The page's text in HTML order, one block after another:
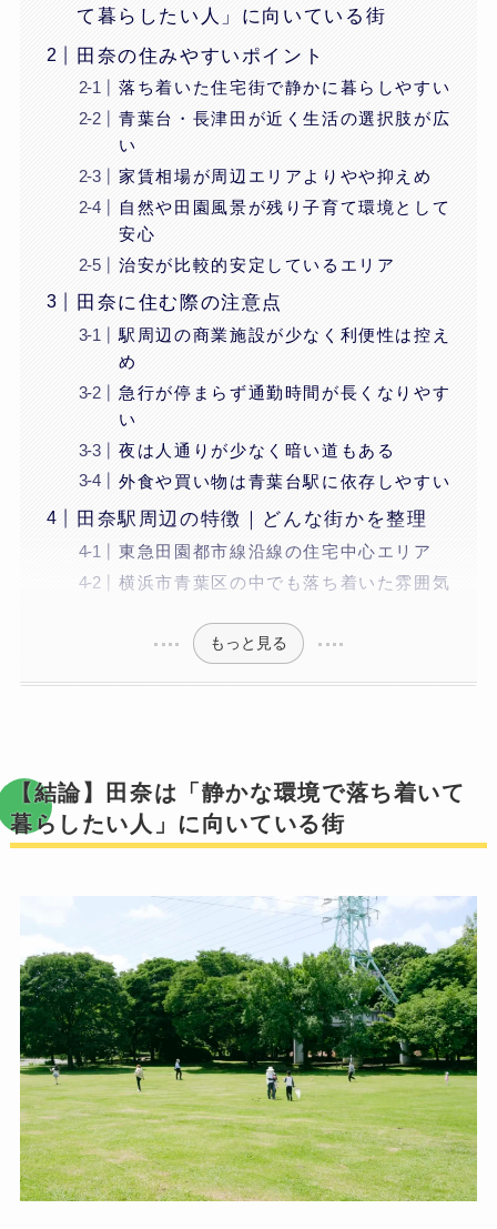
て暮らしたい人」に向いている街
田奈の住みやすいポイント
落ち着いた住宅街で静かに暮らしやすい
青葉台・長津田が近く生活の選択肢が広
い
家賃相場が周辺エリアよりやや抑えめ
自然や田園風景が残り子育て環境として
安心
治安が比較的安定しているエリア
田奈に住む際の注意点
駅周辺の商業施設が少なく利便性は控え
め
急行が停まらず通勤時間が長くなりやす
い
夜は人通りが少なく暗い道もある
外食や買い物は青葉台駅に依存しやすい
田奈駅周辺の特徴｜どんな街かを整理
東急田園都市線沿線の住宅中心エリア
横浜市青葉区の中でも落ち着いた雰囲気
もっと見る
【結論】田奈は「静かな環境で落ち着いて
暮らしたい人」に向いている街